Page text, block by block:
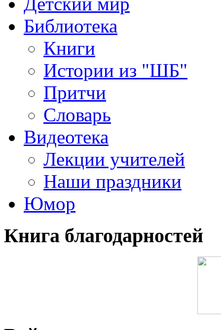
Библиотека
Книги
Истории из "ШБ"
Притчи
Словарь
Видеотека
Лекции учителей
Наши праздники
Юмор
Книга благодарностей